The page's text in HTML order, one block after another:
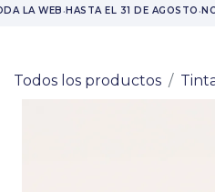
LA WEB· HASTA EL 31 DE AGOSTO·
Todos los productos